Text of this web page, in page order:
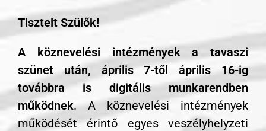
Tisztelt Szülők!
A köznevelési intézmények
a tavaszi
szünet után, április 7-től április 16-ig
továbbra is digitális munkarendben
működnek. A köznevelési intézmények
működését érintő egyes veszélyhelyzeti